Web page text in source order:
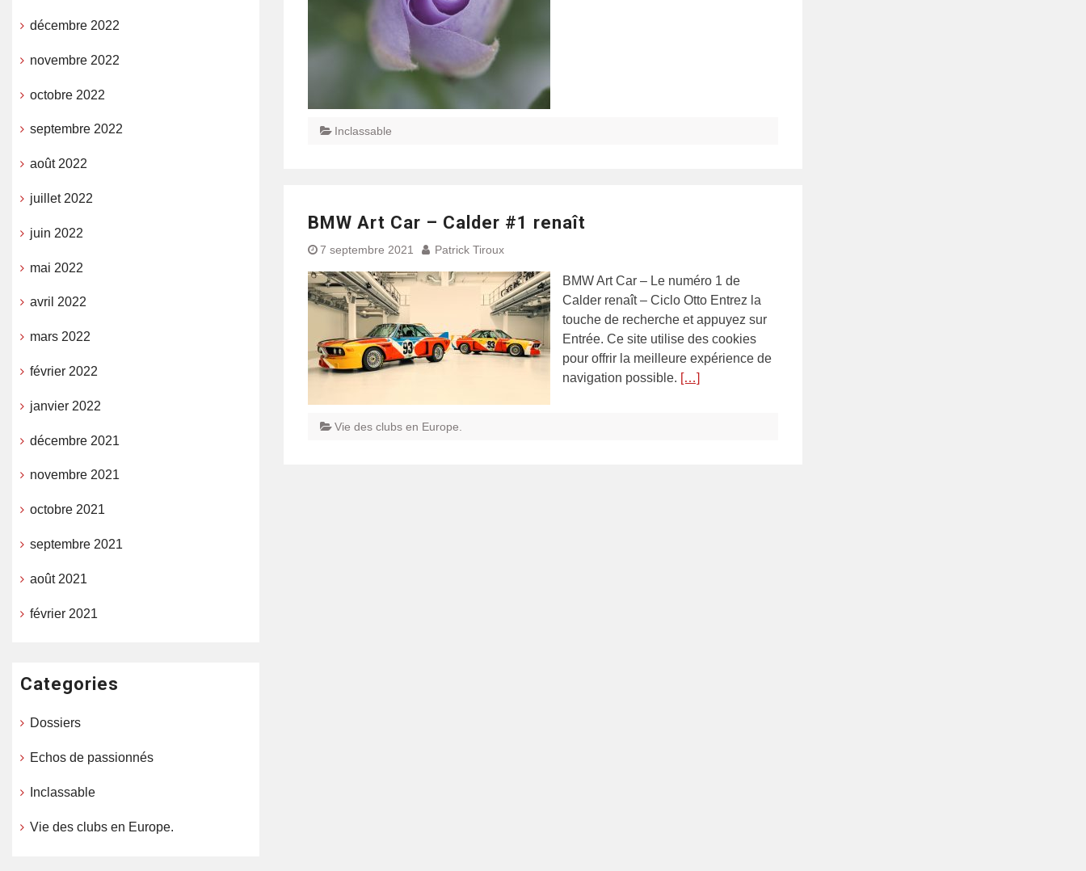
Inclassable
BMW Art Car – Calder #1 renaît
7 septembre 2021 Patrick Tiroux
BMW Art Car – Le numéro 1 de
Calder renaît – Ciclo Otto Entrez la
touche de recherche et appuyez sur
Entrée. Ce site utilise des cookies
pour offrir la meilleure expérience de
navigation possible. […]
Vie des clubs en Europe.
décembre 2022
novembre 2022
octobre 2022
septembre 2022
août 2022
juillet 2022
juin 2022
mai 2022
avril 2022
mars 2022
février 2022
janvier 2022
décembre 2021
novembre 2021
octobre 2021
septembre 2021
août 2021
février 2021
Categories
Dossiers
Echos de passionnés
Inclassable
Vie des clubs en Europe.